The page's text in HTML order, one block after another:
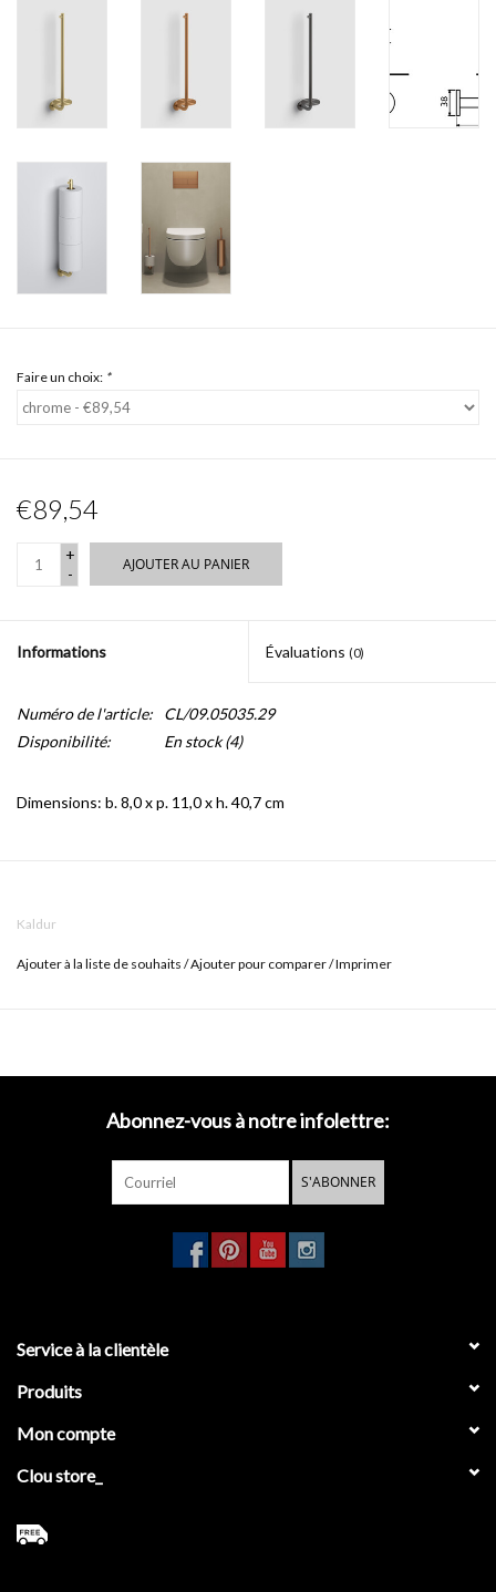
Faire un choix: *
€89,54
+
-
AJOUTER AU PANIER
Informations Évaluations (0)
Numéro de l'article:
CL/09.05035.29
Disponibilité:
En stock(4)
Dimensions: b. 8,0 x p. 11,0 x h. 40,7 cm
fusil brossé. La série peut être parfaitement combinée avec les
robinets eau froide et de mitigeurs Kaldur.
- porte rouleau réserve pour 3 rouleaux
- porte-serviette 45 cm
- porte-serviette 60 cm
- porte-serviette, recht
Kaldur
Ajouter à la liste de souhaits /Ajouter pour comparer/Imprimer
Abonnez-vous à notre infolettre:
S'ABONNER
Service à la clientèle
Produits
Mon compte
Clou store_